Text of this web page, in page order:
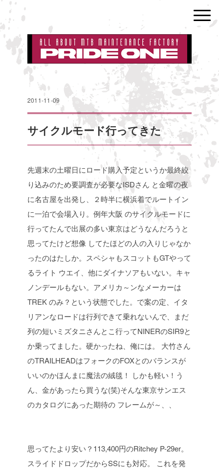
2011-11-09
サイクルモード行ってきた
先週末の土曜日にロード購入予定というか最終絞
り込みのため要調査が必要なISDさん と金曜の夜
に名古屋を出発し、２時半に横浜着でルートイン
に一泊で会場入り。例年大阪 のサイクルモードに
行ってたんで出展の多い東京はどうなんだろうと
思ってたけど想像 してたほどの人の入りじゃなか
ったのはたしか。スペシャもスコットもGTやって
るライト ウエイ、他にダイナソアもいない。キャ
ノンデールもない。アメリカ～ンなメーカーは
TREKのみ？という状態でした。で案の定、イタ
リアンなロードは行列できて乗れないんで、まだ
列の短いミズタニさんとこ行ってNINERのSIR9と
か乗ってました。硬かったね、俺には。
大竹さん
のTRAILHEADはフォークのFOXとのバランスが
いいのかほんまに魔法の絨毯！
しかも軽い！う
ん、金があったら買うな(笑)そんな東京サンエス
のカタログにあった期待の フレームが～、、
思ってたより安い？113,400円のRitchey P-29er。
スライドドロップだからSSにも対応。
これを発